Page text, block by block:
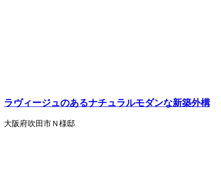
ラヴィージュのあるナチュラルモダンな新築外構
大阪府吹田市Ｎ様邸